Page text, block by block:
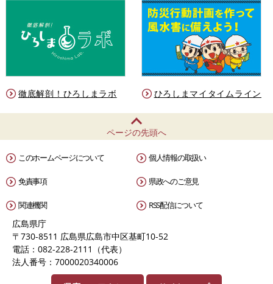
徹底解剖！ひろしまラボ ひろしまマイタイムライン
ページの先頭へ
このホームページについて 個人情報の取扱い
免責事項 県政へのご意見
関連機関 RSS配信について
広島県庁
〒730-8511 広島県広島市中区基町10-52
電話：082-228-2111（代表）
法人番号：7000020340006